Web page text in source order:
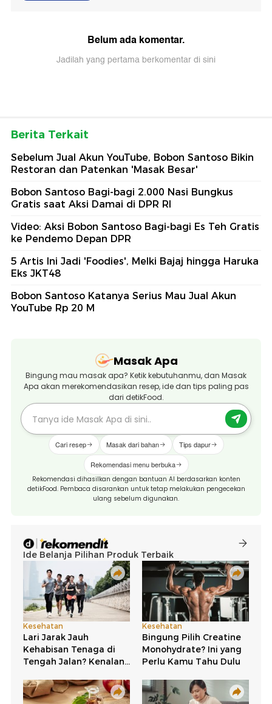
Belum ada komentar.
Jadilah yang pertama berkomentar di sini
Berita Terkait
Sebelum Jual Akun YouTube, Bobon Santoso Bikin
Restoran dan Patenkan 'Masak Besar'
Bobon Santoso Bagi-bagi 2.000 Nasi Bungkus
Gratis saat Aksi Damai di DPR RI
Video: Aksi Bobon Santoso Bagi-bagi Es Teh Gratis
ke Pendemo Depan DPR
5 Artis Ini Jadi 'Foodies', Melki Bajaj hingga Haruka
Eks JKT48
Bobon Santoso Katanya Serius Mau Jual Akun
YouTube Rp 20 M
Masak Apa
Bingung mau masak apa? Ketik kebutuhanmu, dan Masak
Apa akan merekomendasikan resep, ide dan tips paling pas
dari detikFood.
Cari resep Masak dari bahan Tips dapur
Rekomendasi menu berbuka
Rekomendasi dihasilkan dengan bantuan AI berdasarkan konten
detikFood. Pembaca disarankan untuk tetap melakukan pengecekan
ulang sebelum digunakan.